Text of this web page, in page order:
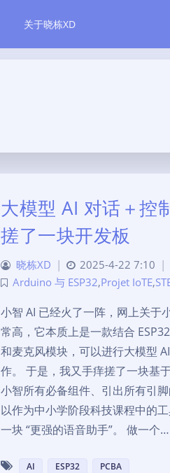
关于晓栋XD
大模型 AI 对话＋控
搓了一块开发板
晓栋XD | 2025-4-22 7:10 |
Arduino 与 ESP32,Projet IoTE,
小智 AI 已经火了一阵，网上关于
常高，它本质上是一款结合
和麦克风模块，可以进行大模型
作。 于是，我又手痒搓了一块基
小智所有必备组件、引出所有引
以作为中小学阶段科技课程中的
一块 “更强的语音助手”。 做一个…
AI ESP32 PCBA